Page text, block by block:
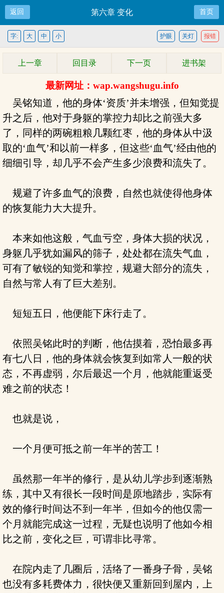
返回 第六章 变化 首页
报错
关灯
护眼
字: 大 中 小
上一章 回目录 下一页 进书架
最新网址：wap.wangshugu.info
吴铭知道，他的身体‘资质’并未增强，但知觉提
升之后，他对于身躯的掌控力却比之前强大多
了，同样的两碗粗粮几颗红枣，他的身体从中汲
取的‘血气’和以前一样多，但这些‘血气’经由他的
细细引导，却几乎不会产生多少浪费和流失了。
规避了许多血气的浪费，自然也就使得他身体
的恢复能力大大提升。
本来如他这般，气血亏空，身体大损的状况，
身躯几乎犹如漏风的筛子，处处都在流失气血，
可有了敏锐的知觉和掌控，规避大部分的流失，
自然与常人有了巨大差别。
短短五日，他便能下床行走了。
依照吴铭此时的判断，他估摸着，恐怕最多再
有七八日，他的身体就会恢复到如常人一般的状
态，不再虚弱，尔后最迟一个月，他就能重返受
难之前的状态！
也就是说，
一个月便可抵之前一年半的苦工！
虽然那一年半的修行，是从幼儿学步到逐渐熟
练，其中又有很长一段时间是原地踏步，实际有
效的修行时间达不到一年半，但如今的他仅需一
个月就能完成这一过程，无疑也说明了他如今相
比之前，变化之巨，可谓非比寻常。
在院内走了几圈后，活络了一番身子骨，吴铭
也没有多耗费体力，很快便又重新回到屋内，上